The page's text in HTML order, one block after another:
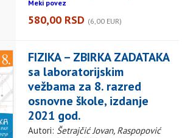
Meki povez
580,00 RSD (6,00 EUR)
FIZIKA – ZBIRKA ZADATAKA
sa laboratorijskim
vežbama za 8. razred
osnovne škole, izdanje
2021 god.
Autori: Šetrajčić Jovan, Raspopović